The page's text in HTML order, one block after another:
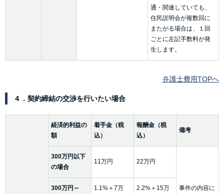
通・関連していても、
住民説明会が複数回に
またがる場合は、１回
ごとに左記手数料が発
生します。
弁護士費用TOPへ
４．契約締結の交渉を行いたい場合
経済的利益の
額
着手金（税
込）
報酬金（税
込）
備考
300万円以下
の場合
11万円 22万円
事件の内容に
300万円～
1.1%＋7万
2.2%＋15万